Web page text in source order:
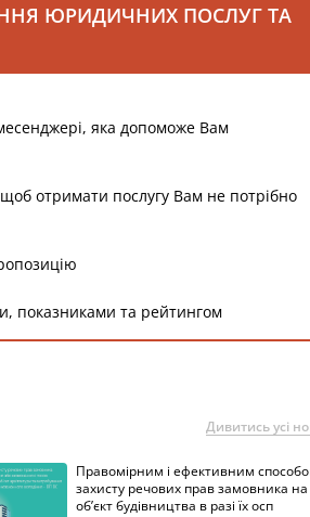
ЮРИДИЧНИХ ПОСЛУГ ТА
яка допоможе Вам
отримати послугу Вам не потрібно
показниками та рейтингом
Дивитись усі
Правомірним і ефективним
захисту речових прав замовника на
об’єкт будівництва в разі їх осп